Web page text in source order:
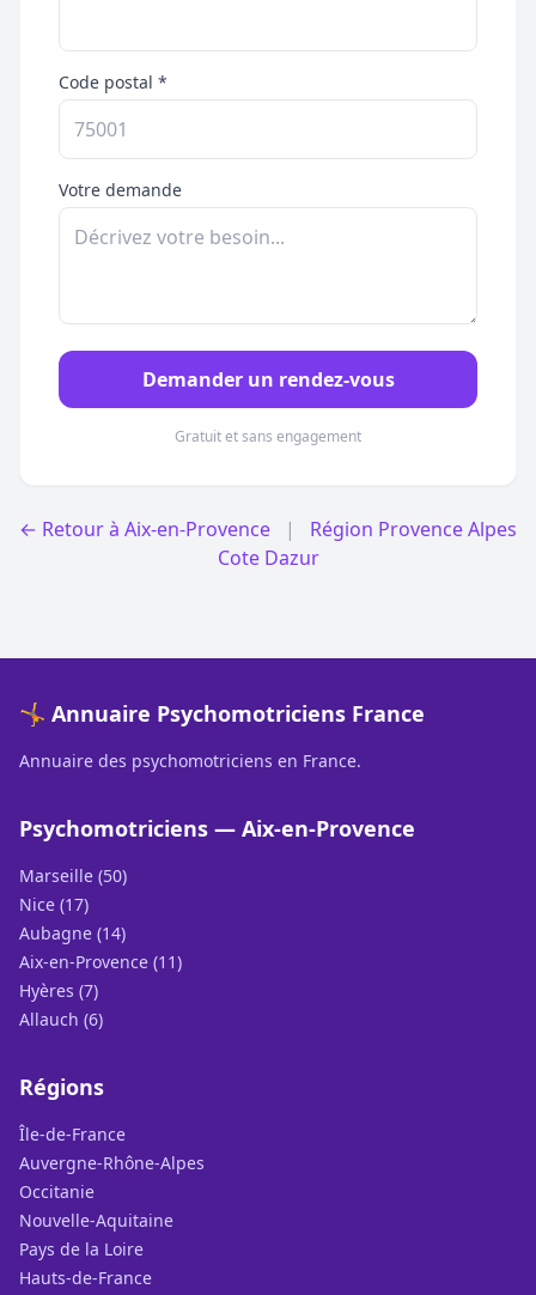
Code postal *
Votre demande
Demander un rendez-vous
Gratuit et sans engagement
← Retour à Aix-en-Provence |
Région Provence Alpes
Cote Dazur
🤸 Annuaire Psychomotriciens France
Annuaire des psychomotriciens en France.
Psychomotriciens — Aix-en-Provence
Marseille (50)
Nice (17)
Aubagne (14)
Aix-en-Provence (11)
Hyères (7)
Allauch (6)
Régions
Île-de-France
Auvergne-Rhône-Alpes
Occitanie
Nouvelle-Aquitaine
Pays de la Loire
Hauts-de-France